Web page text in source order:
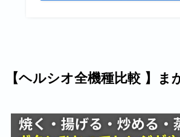
【ヘルシオ全機種比較 】ま